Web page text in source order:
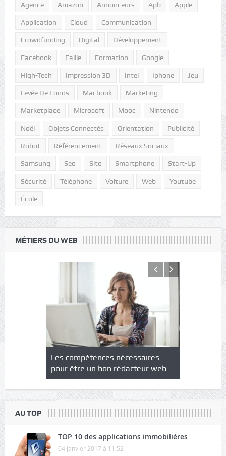
Agence Amazon Annonceurs Apb Apple
Application Cloud Communication
Crowdfunding Digital Développement
Facebook Faille Formation Google
High-Tech Impression 3D Intel Iphone Jeu
Levée De Fonds Macbook Marketing
Marketplace Microsoft Mooc Nintendo
Noël Objets Connectés Orientation Publicité
Robot Référencement Réseaux Sociaux
Samsung Seo Site Smartphone Start-Up
Sécurité Téléphone Voiture Web Youtube
École
MÉTIERS DU WEB
: un
Les compétences nécessaires
pour être un bon rédacteur web
Quel est
AU TOP
TOP 10 des applications immobilières
04 janvier 2017 à 11:52